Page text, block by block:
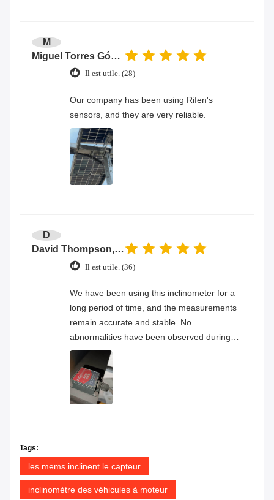
M
Miguel Torres Gómez
Il est utile. (28)
Our company has been using Rifen's
sensors, and they are very reliable.
D
David Thompson, Senior Engineer
Il est utile. (36)
We have been using this inclinometer for a
long period of time, and the measurements
remain accurate and stable. No
abnormalities have been observed during
continuous operation, and the overall
product quality has proven to be very
reliable.
Tags:
les mems inclinent le capteur
inclinomètre des véhicules à moteur